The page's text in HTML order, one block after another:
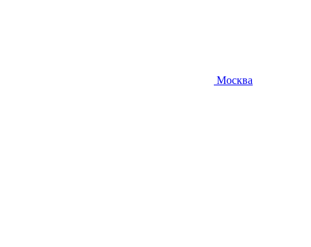
Москва